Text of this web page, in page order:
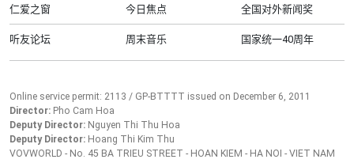
仁爱之窗 今日焦点 全国对外新闻奖
听友论坛 周末音乐 国家统一40周年
Online service permit: 2113 / GP-BTTTT issued on December 6, 2011
Director: Pho Cam Hoa
Deputy Director: Nguyen Thi Thu Hoa
Deputy Director: Hoang Thi Kim Thu
VOVWORLD - No. 45 BA TRIEU STREET - HOAN KIEM - HA NOI - VIET NAM